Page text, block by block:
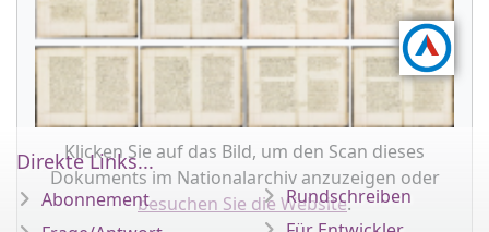
Klicken Sie auf das Bild, um den Scan dieses
Dokuments im Nationalarchiv anzuzeigen oder
besuchen Sie die Website.
Direkte Links...
Abonnement
Rundschreiben